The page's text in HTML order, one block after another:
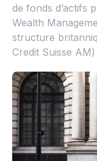
de fonds d’actifs
Wealth
structure
Credit Suisse